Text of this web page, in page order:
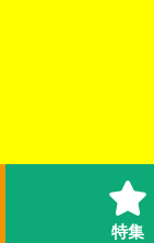
特集